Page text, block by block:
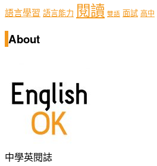
語言學習 語言能力 閱讀 雙語 面試 高中
About
中學英閱誌